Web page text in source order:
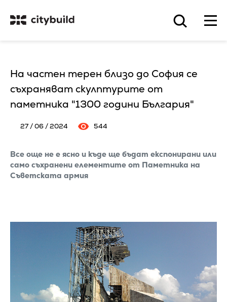
На частен терен близо до София се
съхраняват скулптурите от
паметника "1300 години България"
27 / 06 / 2024 544
Все още не е ясно и къде ще бъдат експонирани или
само съхранени елементите от Паметника на
Съветската армия